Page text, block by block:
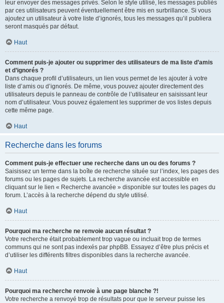
leur envoyer des messages privés. Selon le style utilisé, les messages publiés
par ces utilisateurs peuvent éventuellement être mis en surbrillance. Si vous
ajoutez un utilisateur à votre liste d’ignorés, tous les messages qu’il publiera
seront masqués par défaut.
Haut
Comment puis-je ajouter ou supprimer des utilisateurs de ma liste d’amis
et d’ignorés ?
Dans chaque profil d’utilisateurs, un lien vous permet de les ajouter à votre
liste d’amis ou d’ignorés. De même, vous pouvez ajouter directement des
utilisateurs depuis le panneau de contrôle de l’utilisateur en saisissant leur
nom d’utilisateur. Vous pouvez également les supprimer de vos listes depuis
cette même page.
Haut
Recherche dans les forums
Comment puis-je effectuer une recherche dans un ou des forums ?
Saisissez un terme dans la boîte de recherche située sur l’index, les pages des
forums ou les pages de sujets. La recherche avancée est accessible en
cliquant sur le lien « Recherche avancée » disponible sur toutes les pages du
forum. L’accès à la recherche dépend du style utilisé.
Haut
Pourquoi ma recherche ne renvoie aucun résultat ?
Votre recherche était probablement trop vague ou incluait trop de termes
communs qui ne sont pas indexés par phpBB. Essayez d’être plus précis et
d’utiliser les différents filtres disponibles dans la recherche avancée.
Haut
Pourquoi ma recherche renvoie à une page blanche ?!
Votre recherche a renvoyé trop de résultats pour que le serveur puisse les